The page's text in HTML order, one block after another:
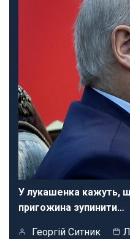
У лукашенка кажуть,
пригожина зупинити…
Георгій Ситник